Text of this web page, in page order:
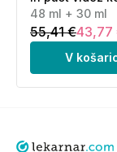
+ 30 ml)
48 ml + 30 ml
55,41 €43,77
V